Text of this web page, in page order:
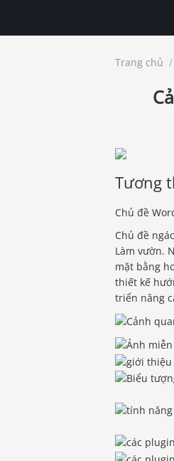
Trang chủ /
Tương
Chủ đề
Chủ đề
Làm vườn.
mặt bằng
thiết kế
triển nâng